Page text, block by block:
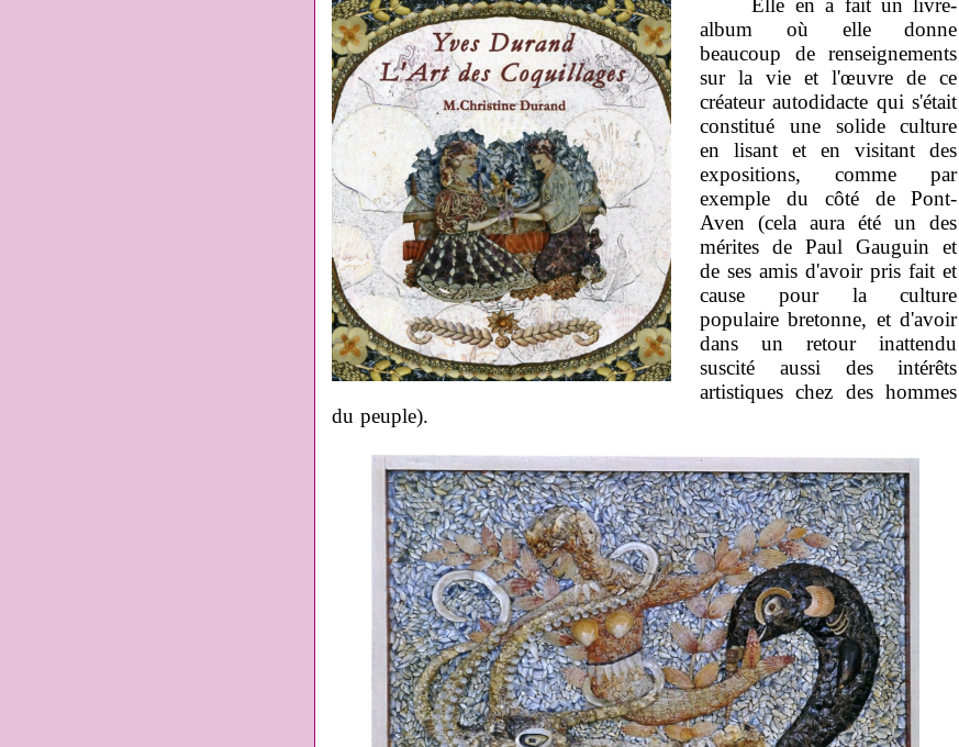
Elle en a fait un livre-
album où elle donne
beaucoup de renseignements
sur la vie et l'œuvre de ce
créateur autodidacte qui s'était
constitué une solide culture
en lisant et en visitant des
expositions, comme par
exemple du côté de Pont-
Aven (cela aura été un des
mérites de Paul Gauguin et
de ses amis d'avoir pris fait et
cause pour la culture
populaire bretonne, et d'avoir
dans un retour inattendu
suscité aussi des intérêts
artistiques chez des hommes
du peuple).